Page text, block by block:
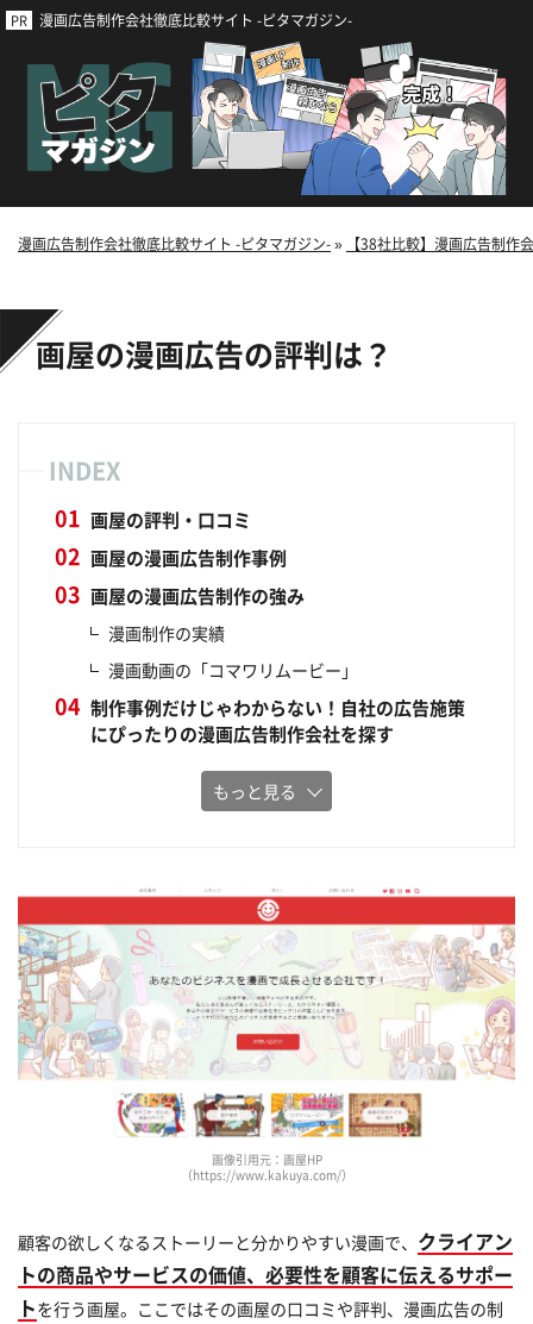
漫画広告制作会社徹底比較サイト -ピタマガジン-
漫画広告制作会社徹底比較サイト -ピタマガジン-» 【38社比較】漫画広告制作
画屋の漫画広告の評判は？
INDEX
画屋の評判・口コミ
画屋の漫画広告制作事例
画屋の漫画広告制作の強み
漫画制作の実績
漫画動画の「コマワリムービー」
制作事例だけじゃわからない！自社の広告施策
にぴったりの漫画広告制作会社を探す
もっと見る
画像引用元：画屋HP
（https://www.kakuya.com/）
顧客の欲しくなるストーリーと分かりやすい漫画で、 クライアン
トの商品やサービスの価値、必要性を顧客に伝えるサポー
トを行う画屋。ここではその画屋の口コミや評判、漫画広告の制